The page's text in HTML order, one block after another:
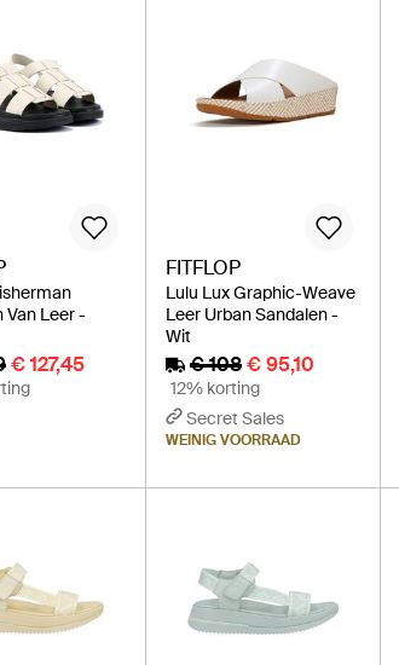
Van Leer -
€ 127,45
FITFLOP
Lulu Lux Graphic-Weave
Leer Urban Sandalen -
Wit
€ 108 € 95,10
12% korting
Secret Sales
WEINIG VOORRAAD